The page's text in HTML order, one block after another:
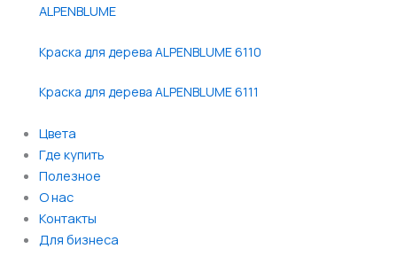
ALPENBLUME
Краска для дерева ALPENBLUME 6110
Краска для дерева ALPENBLUME 6111
Цвета
Где купить
Полезное
О нас
Контакты
Для бизнеса